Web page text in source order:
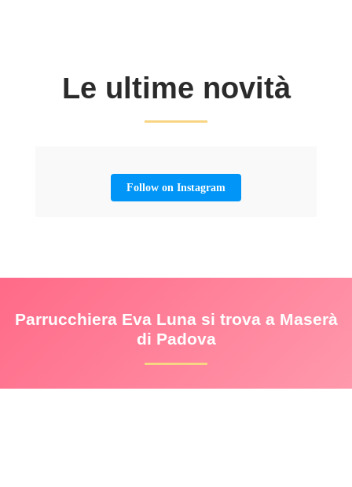
Le ultime novità
Follow on Instagram
Parrucchiera Eva Luna si trova a Maserà
di Padova